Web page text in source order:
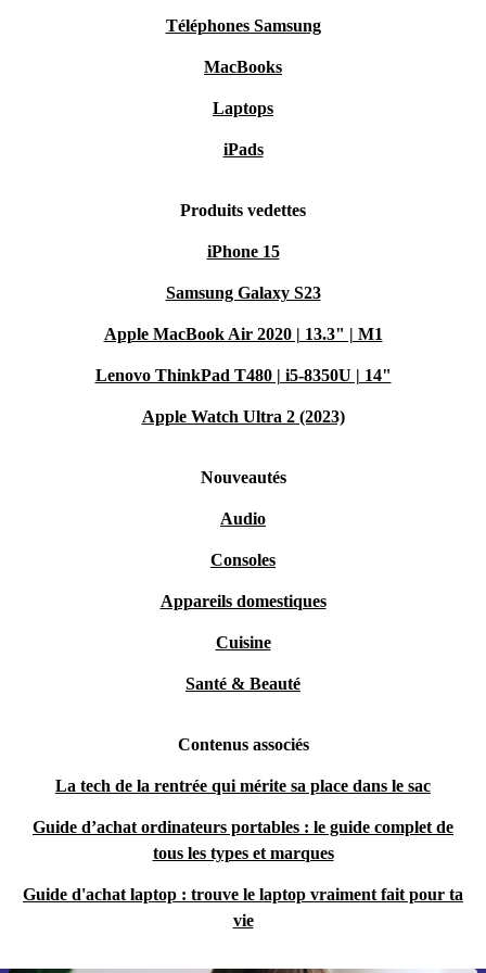
Téléphones Samsung
MacBooks
Laptops
iPads
Produits vedettes
iPhone 15
Samsung Galaxy S23
Apple MacBook Air 2020 | 13.3" | M1
Lenovo ThinkPad T480 | i5-8350U | 14"
Apple Watch Ultra 2 (2023)
Nouveautés
Audio
Consoles
Appareils domestiques
Cuisine
Santé & Beauté
Contenus associés
La tech de la rentrée qui mérite sa place dans le sac
Guide d’achat ordinateurs portables : le guide complet de
tous les types et marques
Guide d'achat laptop : trouve le laptop vraiment fait pour ta
vie